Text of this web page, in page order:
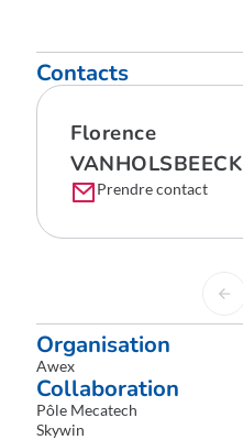
Contacts
Florence
VANHOLSBEECK
Prendre contact
Organisation
Awex
Collaboration
Pôle Mecatech
Skywin